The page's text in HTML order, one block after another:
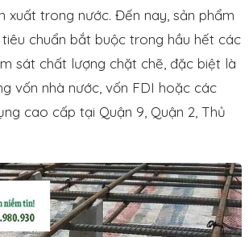
xuất trong nước. Đến nay, sản phẩm
chuẩn bắt buộc trong hầu hết các
sát chất lượng chặt chẽ, đặc biệt là
vốn nhà nước, vốn FDI hoặc các
cao cấp tại Quận 9, Quận 2, Thủ